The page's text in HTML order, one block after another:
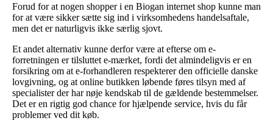
Forud for at nogen shopper i en Biogan internet shop kunne man
for at være sikker sætte sig ind i virksomhedens handelsaftale,
men det er naturligvis ikke særlig sjovt.
Et andet alternativ kunne derfor være at efterse om e-
forretningen er tilsluttet e-mærket, fordi det almindeligvis er en
forsikring om at e-forhandleren respekterer den officielle danske
lovgivning, og at online butikken løbende føres tilsyn med af
specialister der har nøje kendskab til de gældende bestemmelser.
Det er en rigtig god chance for hjælpende service, hvis du får
problemer ved dit køb.